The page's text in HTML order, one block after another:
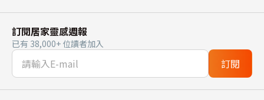
訂閱居家靈感週報
已有 38,000+ 位讀者加入
訂閱